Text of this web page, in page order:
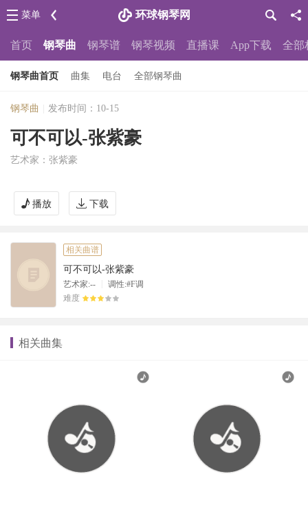
环球钢琴网
菜单
首页 钢琴曲 钢琴谱 钢琴视频 直播课 App下载 全部
钢琴曲首页 曲集 电台 全部钢琴曲
钢琴曲 发布时间：10-15
可不可以-张紫豪
艺术家：张紫豪
播放 下载
相关曲谱
可不可以-张紫豪
艺术家:--
调性:#F调
难度
相关曲集